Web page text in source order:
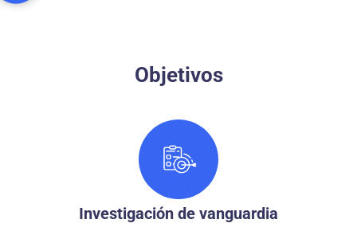
Objetivos
Investigación de vanguardia